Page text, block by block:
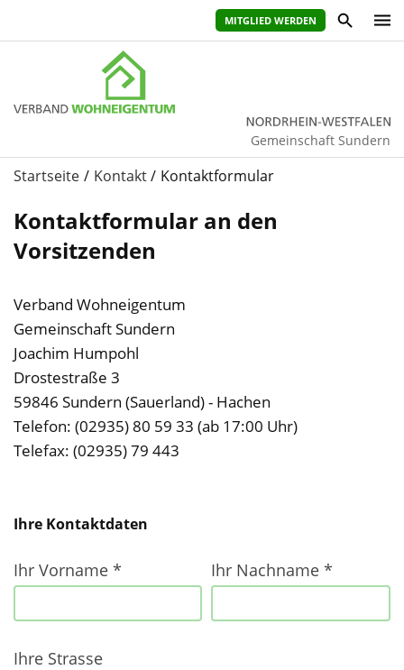
MITGLIED WERDEN
Gemeinschaft Sundern
Startseite Kontakt Kontaktformular
Kontaktformular an den
Vorsitzenden
Verband Wohneigentum
Gemeinschaft Sundern
Joachim Humpohl
Drostestraße 3
59846 Sundern (Sauerland) - Hachen
Telefon: (02935) 80 59 33 (ab 17:00 Uhr)
Telefax: (02935) 79 443
Ihre Kontaktdaten
ihr
vorname
ihr
nachname
email
Ihr Vorname * Ihr Nachname *
Ihre Strasse